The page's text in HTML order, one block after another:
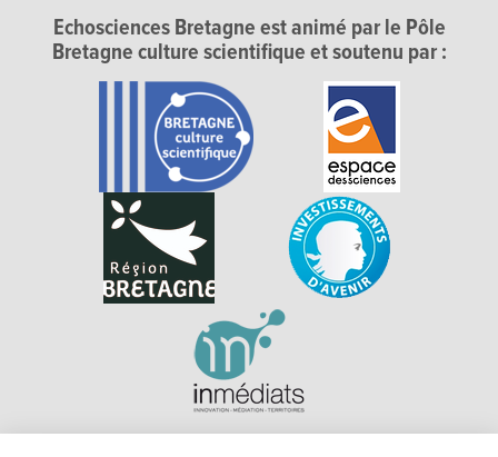
Echosciences Bretagne est animé par le Pôle
Bretagne culture scientifique et soutenu par :